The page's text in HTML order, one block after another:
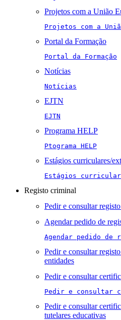
Projetos com a União
Projetos com a
Portal da Formação
Portal da Formação
Notícias
Notícias
EJTN
EJTN
Programa HELP
Ptograma HELP
Estágios curriculares/
Estágios
Registo criminal
Pedir e consultar
Agendar pedido de
Agendar pedido
Pedir e consultar
entidades
Pedir e consultar
Pedir e consultar
Pedir e consultar
tutelares educativas